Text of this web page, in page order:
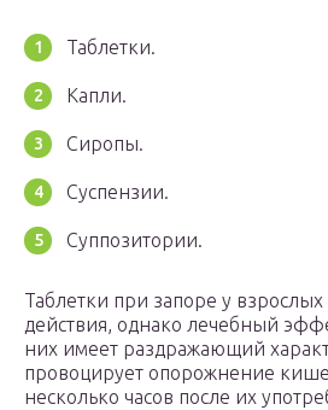
Таблетки.
Капли.
Сиропы.
Суспензии.
Суппозитории.
Таблетки при запоре у
действия, однако лечебный
них имеет раздражающий
провоцирует опорожнение
несколько часов после их